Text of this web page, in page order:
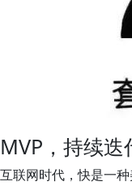
MVP，持续迭
互联网时代，快是一